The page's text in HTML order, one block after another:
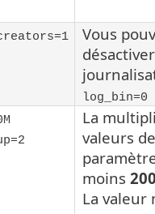
Vous
log_bin=0
La
valeurs
moins
La valeur